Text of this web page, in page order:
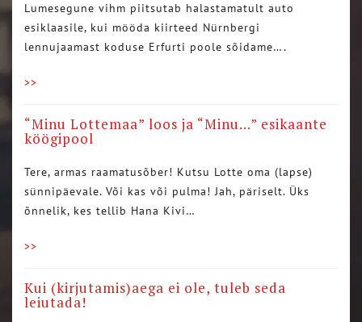
Lumesegune vihm piitsutab halastamatult auto
esiklaasile, kui mööda kiirteed Nürnbergi
lennujaamast koduse Erfurti poole sõidame….
>>
“Minu Lottemaa” loos ja “Minu…” esikaante
köögipool
Tere, armas raamatusõber! Kutsu Lotte oma (lapse)
sünnipäevale. Või kas või pulma! Jah, päriselt. Üks
õnnelik, kes tellib Hana Kivi…
>>
Kui (kirjutamis)aega ei ole, tuleb seda
leiutada!